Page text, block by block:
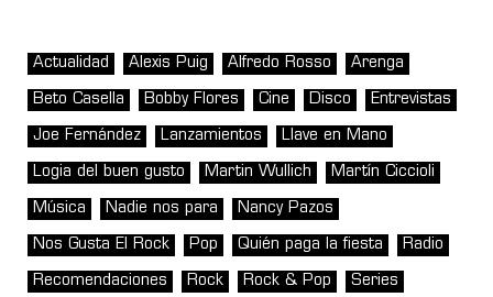
Actualidad Alexis Puig Alfredo Rosso Arenga
Beto Casella Bobby Flores Cine Disco Entrevistas
Joe Fernández Lanzamientos Llave en Mano
Logia del buen gusto Martin Wullich Martín Ciccioli
Música Nadie nos para Nancy Pazos
Nos Gusta El Rock Pop Quién paga la fiesta Radio
Recomendaciones Rock Rock & Pop Series